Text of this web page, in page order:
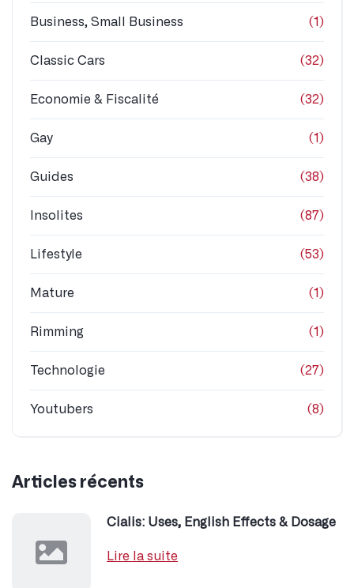
Business, Small Business (1)
Classic Cars (32)
Economie & Fiscalité (32)
Gay (1)
Guides (38)
Insolites (87)
Lifestyle (53)
Mature (1)
Rimming (1)
Technologie (27)
Youtubers (8)
Articles récents
Cialis: Uses, English Effects & Dosage
Lire la suite